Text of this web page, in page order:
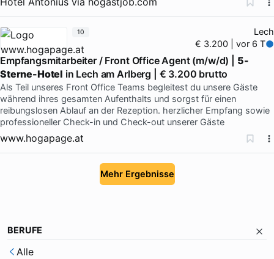
Lech
€ 3.200 | vor 6 T
Empfangsmitarbeiter / Front Office Agent (m/w/d) | 5-
Sterne-Hotel in Lech am Arlberg | € 3.200 brutto
Als Teil unseres Front Office Teams begleitest du unsere Gäste
während ihres gesamten Aufenthalts und sorgst für einen
reibungslosen Ablauf an der Rezeption. herzlicher Empfang sowie
professioneller Check-in und Check-out unserer Gäste
www.hogapage.at
10
Mehr Ergebnisse
BERUFE
Alle